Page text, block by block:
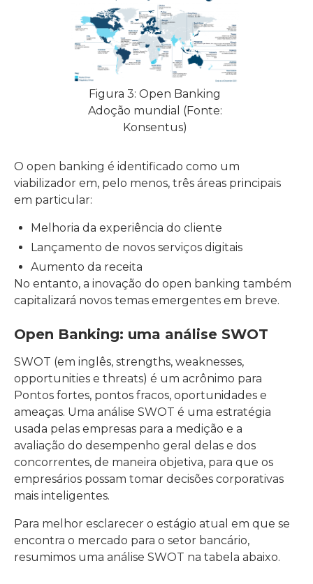
Figura 3: Open Banking
Adoção mundial (Fonte:
Konsentus)
O open banking é identificado como um
viabilizador em, pelo menos, três áreas principais
em particular:
Melhoria da experiência do cliente
Lançamento de novos serviços digitais
Aumento da receita
No entanto, a inovação do open banking também
capitalizará novos temas emergentes em breve.
Open Banking: uma análise SWOT
SWOT (em inglês, strengths, weaknesses,
opportunities e threats) é um acrônimo para
Pontos fortes, pontos fracos, oportunidades e
ameaças. Uma análise SWOT é uma estratégia
usada pelas empresas para a medição e a
avaliação do desempenho geral delas e dos
concorrentes, de maneira objetiva, para que os
empresários possam tomar decisões corporativas
mais inteligentes.
Para melhor esclarecer o estágio atual em que se
encontra o mercado para o setor bancário,
resumimos uma análise SWOT na tabela abaixo.